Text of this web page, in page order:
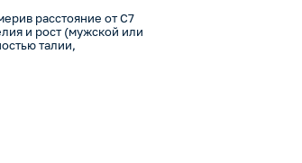
расстояние от C7
и рост (мужской или
талии,